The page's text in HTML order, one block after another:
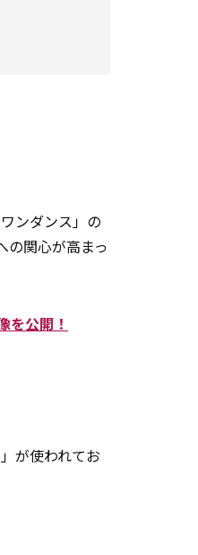
ンダンス」の
の関心が高まっ
公開！
が使われてお